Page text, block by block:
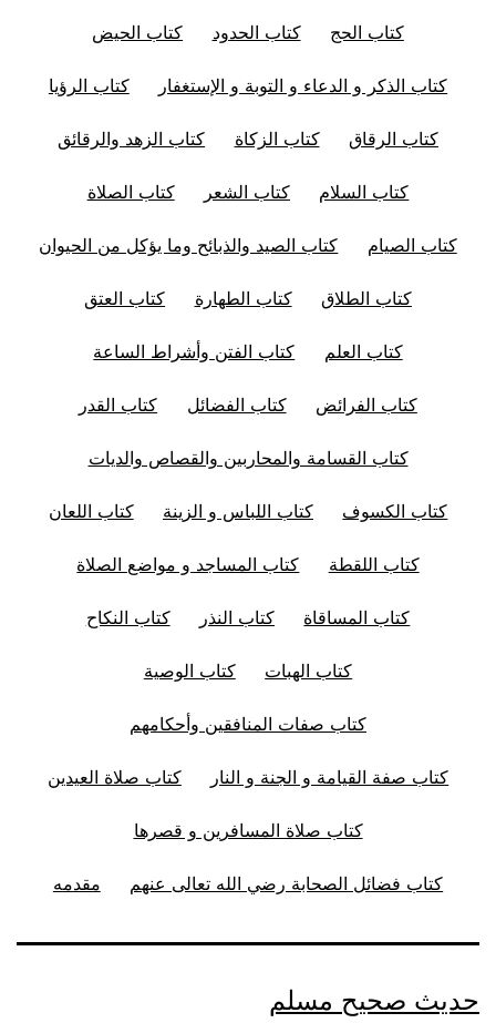
كتاب الحج كتاب الحدود كتاب الحيض
كتاب الذكر و الدعاء و التوبة و الإستغفار كتاب الرؤيا
كتاب الرقاق كتاب الزكاة كتاب الزهد والرقائق
كتاب السلام كتاب الشعر كتاب الصلاة
كتاب الصيام كتاب الصيد والذبائح وما يؤكل من الحيوان
كتاب الطلاق كتاب الطهارة كتاب العتق
كتاب العلم كتاب الفتن وأشراط الساعة
كتاب الفرائض كتاب الفضائل كتاب القدر
كتاب القسامة والمحاربين والقصاص والديات
كتاب الكسوف كتاب اللباس و الزينة كتاب اللعان
كتاب اللقطة كتاب المساجد و مواضع الصلاة
كتاب المساقاة كتاب النذر كتاب النكاح
كتاب الهبات كتاب الوصية
كتاب صفات المنافقين وأحكامهم
كتاب صفة القيامة و الجنة و النار كتاب صلاة العيدين
كتاب صلاة المسافرين و قصرها
كتاب فضائل الصحابة رضي الله تعالى عنهم مقدمه
حديث صحيح مسلم